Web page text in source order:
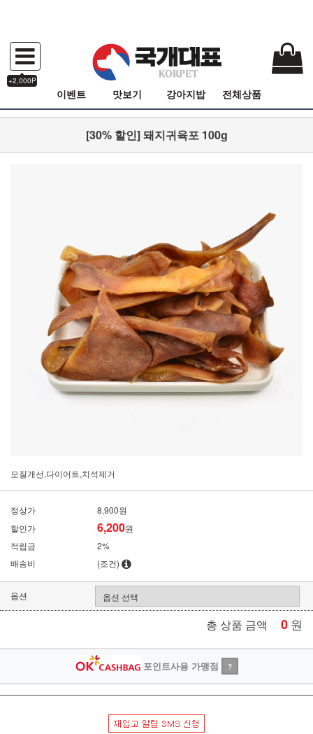
+2,000P
이벤트 맛보기 강아지밥 전체상품
[30% 할인] 돼지귀육포 100g
모질개선,다이어트,치석제거
정상가
8,900원
할인가
6,200원
적립금
2%
배송비
(조건)
옵션
총 상품 금액 0 원
포인트사용 가맹점 ?